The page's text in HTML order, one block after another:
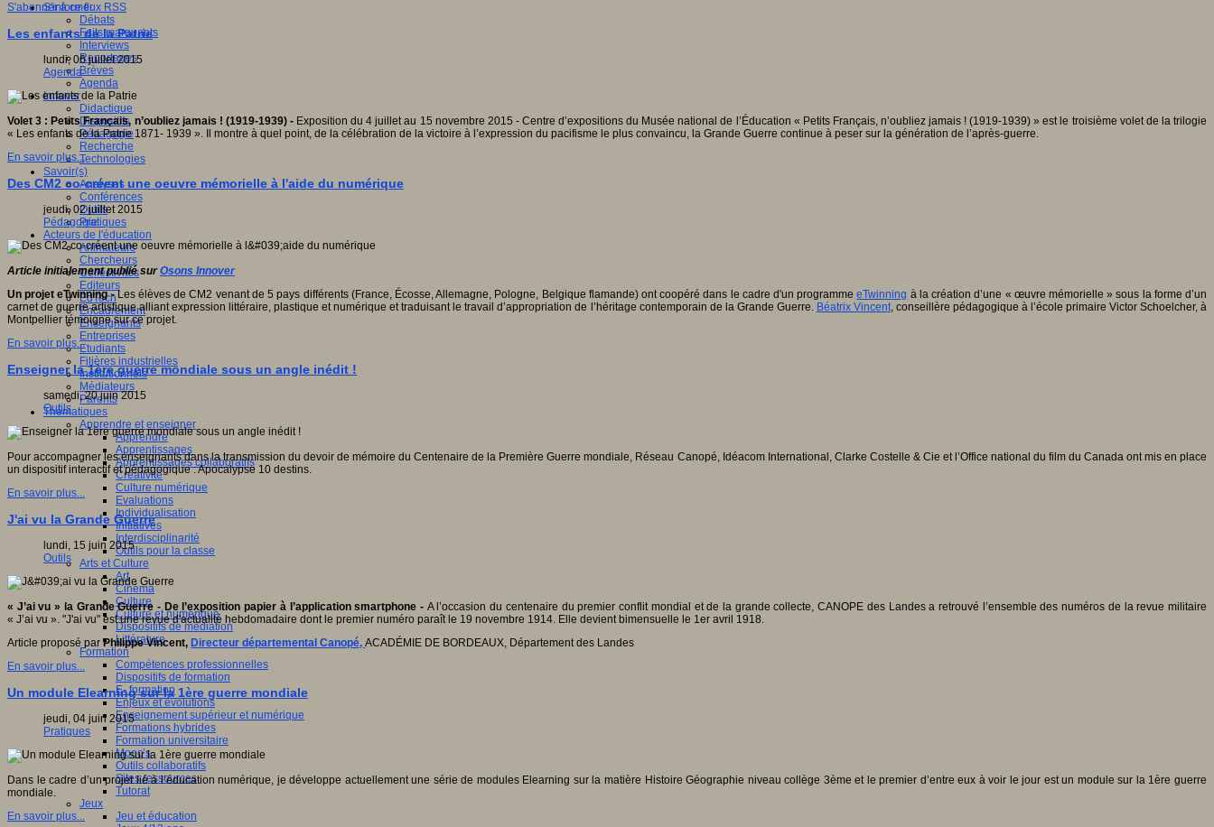
S'informer
Débats
Faits marquants
Interviews
Reportages
Brèves
Agenda
Innover
Didactique
Dispositifs
Pédagogie
Recherche
Technologies
Savoir(s)
Analyses
Conférences
Outils
Pratiques
Acteurs de l'éducation
Animateurs
Chercheurs
Collectivités
Editeurs
EdTech
Encadrement
Enseignants
Entreprises
Etudiants
Filières industrielles
Institutionnels
Médiateurs
Parents
Thématiques
Apprendre et enseigner
Apprendre
Apprentissages
Apprentissages collaboratifs
Créativité
Culture numérique
Evaluations
Individualisation
Initiatives
Interdisciplinarité
Outils pour la classe
Arts et Culture
Art
Cinéma
Culture
Culture et numérique
Dispositifs de médiation
Littérature
Formation
Compétences professionnelles
Dispositifs de formation
E- formation
Enjeux et évolutions
Enseignement supérieur et numérique
Formations hybrides
Formation universitaire
Mooc’s
Outils collaboratifs
Sites ressources
Tutorat
Jeux
Jeu et éducation
S'abonner à ce flux RSS
Les enfants de la Patrie
lundi, 06 juillet 2015
Agenda
Volet 3 : Petits Français, n’oubliez jamais ! (1919-1939) - Exposition du 4 juillet au 15 novembre 2015 - Centre d’expositions du Musée national de l’Éducation « Petits Français, n’oubliez jamais ! (1919-1939) » est le troisième volet de la trilogie
« Les enfants de la Patrie 1871- 1939 ». Il montre à quel point, de la célébration de la victoire à l’expression du pacifisme le plus convaincu, la Grande Guerre continue à peser sur la génération de l’après-guerre.
En savoir plus...
Des CM2 co-créent une oeuvre mémorielle à l'aide du numérique
jeudi, 02 juillet 2015
Pédagogie
Article initialement publié sur Osons Innover
Un projet eTwinning -Les élèves de CM2 venant de 5 pays différents (France, Écosse, Allemagne, Pologne, Belgique flamande) ont coopéré dans le cadre d'un programmeeTwinning à la création d’une « œuvre mémorielle » sous la forme d’un
carnet de guerre artistique alliant expression littéraire, plastique et numérique et traduisant le travail d’appropriation de l’héritage contemporain de la Grande Guerre. Béatrix Vincent, conseillère pédagogique à l’école primaire Victor Schoelcher, à
Montpellier témoigne sur ce projet.
En savoir plus...
Enseigner la 1ère guerre mondiale sous un angle inédit !
samedi, 20 juin 2015
Outils
Pour accompagner les enseignants dans la transmission du devoir de mémoire du Centenaire de la Première Guerre mondiale, Réseau Canopé, Idéacom International, Clarke Costelle & Cie et l’Office national du film du Canada ont mis en place
un dispositif interactif et pédagogique : Apocalypse 10 destins.
En savoir plus...
J'ai vu la Grande Guerre
lundi, 15 juin 2015
Outils
« J’ai vu » la Grande Guerre - De l’exposition papier à l’application smartphone - A l’occasion du centenaire du premier conflit mondial et de la grande collecte, CANOPE des Landes a retrouvé l’ensemble des numéros de la revue militaire
« J’ai vu ». "J'ai vu" est une revue d'actualité hebdomadaire dont le premier numéro paraît le 19 novembre 1914. Elle devient bimensuelle le 1er avril 1918.
Article proposé par Philippe Vincent, Directeur départemental Canopé, ACADÉMIE DE BORDEAUX, Département des Landes
En savoir plus...
Un module Elearning sur la 1ère guerre mondiale
jeudi, 04 juin 2015
Pratiques
Dans le cadre d’un projet lié à l’éducation numérique, je développe actuellement une série de modules Elearning sur la matière Histoire Géographie niveau collège 3ème et le premier d’entre eux à voir le jour est un module sur la 1ère guerre
mondiale.
En savoir plus...